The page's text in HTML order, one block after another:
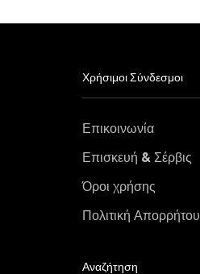
Χρήσιμοι Σύνδεσμοι
Επικοινωνία
Επισκευή & Σέρβις
Όροι χρήσης
Πολιτική Απορρήτου
Αναζήτηση